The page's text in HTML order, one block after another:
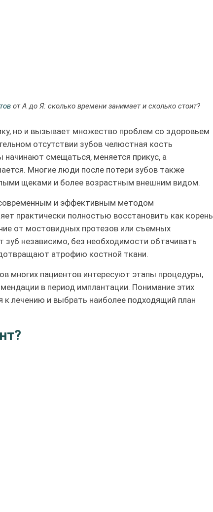
от А до Я: сколько времени занимает и сколько стоит?
но и вызывает множество проблем со здоровьем
отсутствии зубов челюстная кость
начинают смещаться, меняется прикус, а
Многие люди после потери зубов также
щеками и более возрастным внешним видом.
и эффективным методом
практически полностью восстановить как корень
от мостовидных протезов или съемных
независимо, без необходимости обтачивать
атрофию костной ткани.
многих пациентов интересуют этапы процедуры,
в период имплантации. Понимание этих
к лечению и выбрать наиболее подходящий план